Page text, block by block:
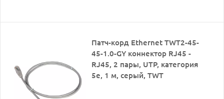
Патч-корд Ethernet TWT2-45-
45-1.0-GY коннектор RJ45 -
RJ45, 2 пары, UTP, категория
5е, 1 м, серый, TWT